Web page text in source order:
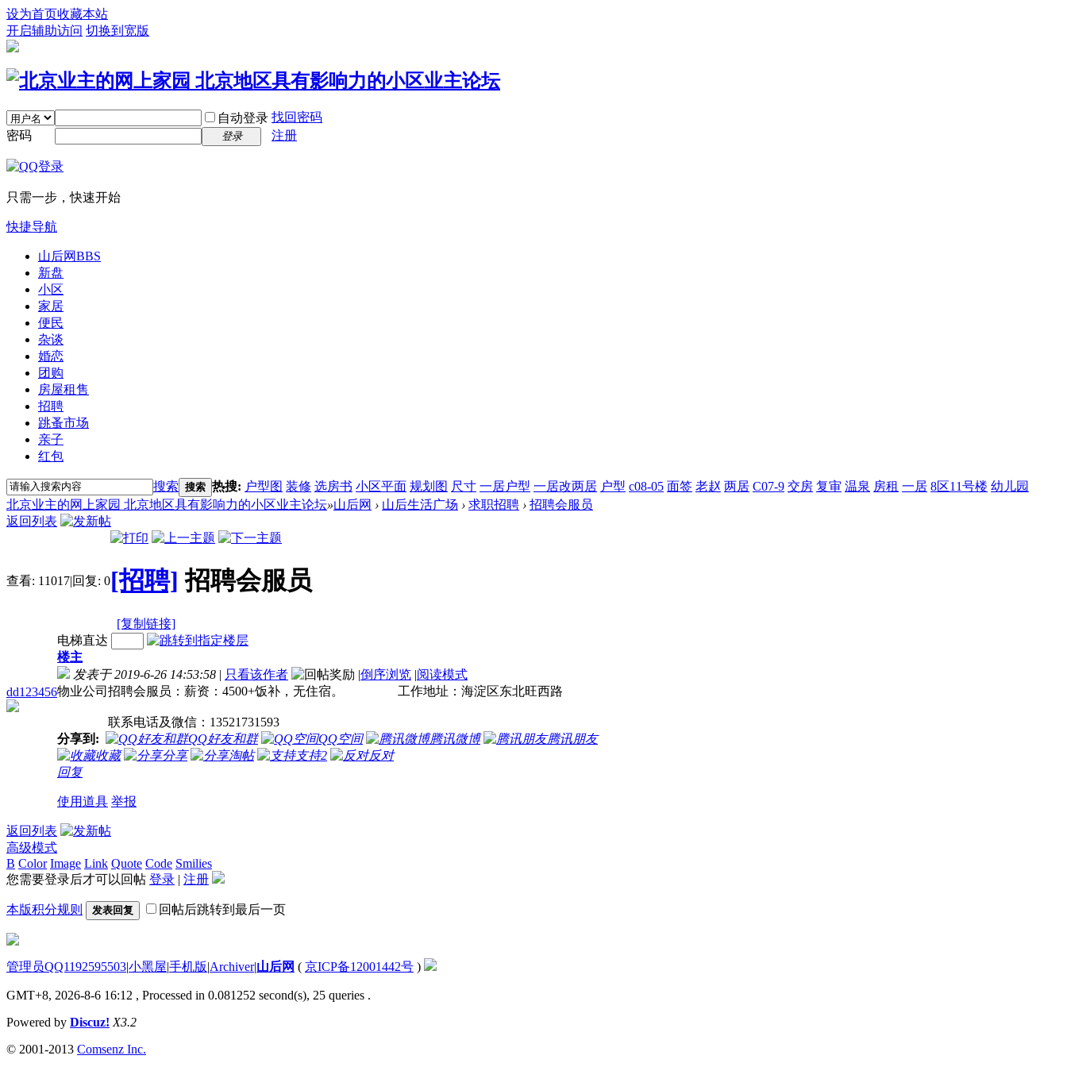
设为首页收藏本站
开启辅助访问 切换到宽版
自动登录 找回密码
密码
登录 注册
只需一步，快速开始
快捷导航
山后网BBS
新盘
小区
家居
便民
杂谈
婚恋
团购
房屋租售
招聘
跳蚤市场
亲子
红包
搜索 搜索 热搜: 户型图 装修 选房书 小区平面 规划图 尺寸 一居户型 一居改两居 户型 c08-05 面签 老赵 两居 C07-9 交房 复审 温泉 房租 一居 8区11号楼 幼儿园
北京业主的网上家园 北京地区具有影响力的小区业主论坛»山后网 › 山后生活广场 › 求职招聘 › 招聘会服员
返回列表
查看: 11017|回复: 0[招聘] 招聘会服员
[复制链接]
dd123456
电梯直达
楼主
发表于 2019-6-26 14:53:58 | 只看该作者 |倒序浏览 |阅读模式
物业公司招聘会服员：薪资：4500+饭补，无住宿。 工作地址：海淀区东北旺西路
联系电话及微信：13521731593
分享到:
QQ好友和群 QQ空间 腾讯微博
腾讯朋友
收藏
分享 淘帖 支持2
反对
回复
使用道具 举报
返回列表
高级模式
B Color Image Link Quote Code Smilies
您需要登录后才可以回帖 登录 | 注册
本版积分规则 发表回复 回帖后跳转到最后一页
管理员QQ1192595503|小黑屋|手机版|Archiver|山后网 ( 京ICP备12001442号 )
GMT+8, 2026-8-6 16:12 , Processed in 0.081252 second(s), 25 queries .
Powered by Discuz! X3.2
© 2001-2013 Comsenz Inc.